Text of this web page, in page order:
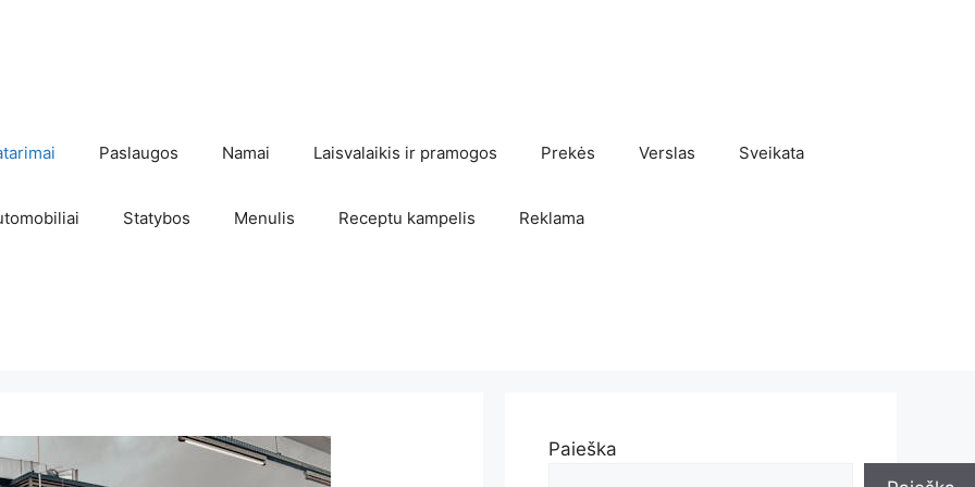
Paslaugos Namai Laisvalaikis ir pramogos Prekės Verslas Sveikata
Statybos Menulis Receptu kampelis Reklama
Paieška